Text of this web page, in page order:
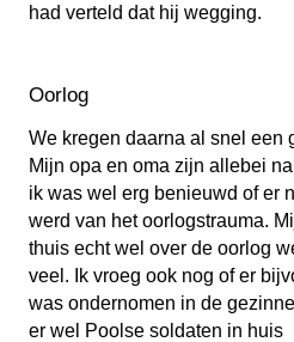
had verteld dat hij wegging.
Oorlog
We kregen daarna al snel een
Mijn opa en oma zijn allebei
ik was wel erg benieuwd of er
werd van het oorlogstrauma.
thuis echt wel over de oorlog
veel. Ik vroeg ook nog of er
was ondernomen in de
er wel Poolse soldaten in huis